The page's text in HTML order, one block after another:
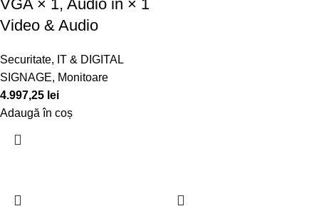
VGA × 1, Audio in × 1
Video & Audio
Securitate, IT & DIGITAL
SIGNAGE, Monitoare
4.997,25 lei
Adaugă în coș